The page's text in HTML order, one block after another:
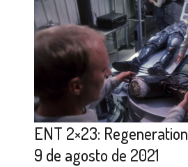
ENT 2×23: Regeneration
9 de agosto de 2021